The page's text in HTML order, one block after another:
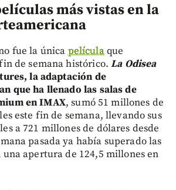
más vistas en la
fue la única películaque
de semana histórico.La Odisea
la adaptación de
que ha llenado las salas de
en IMAX, sumó 51 millones de
este fin de semana, llevando sus
a 721 millones de dólares desde
pasada ya había superado las
apertura de 124,5 millones en